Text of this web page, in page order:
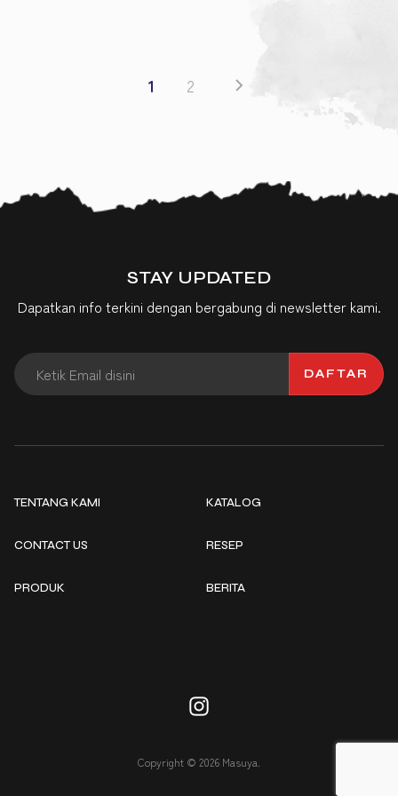
1 2
STAY UPDATED
Dapatkan info terkini dengan bergabung di newsletter kami.
DAFTAR
TENTANG KAMI
CONTACT US
PRODUK
KATALOG
RESEP
BERITA
Copyright © 2026 Masuya.